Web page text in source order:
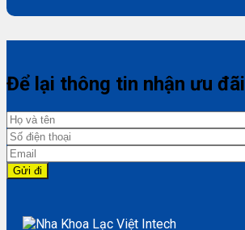
Để lại thông tin nhận ưu đãi